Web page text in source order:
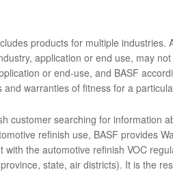
products for multiple industries.
application or end use, may
or end-use, and BASF
and warranties of fitness for a
customer searching for information
refinish use, BASF provides
with the automotive refinish VOC
state, air districts). It is the